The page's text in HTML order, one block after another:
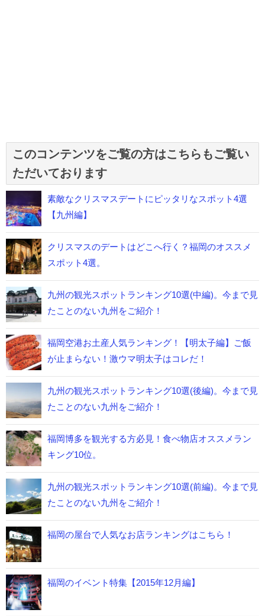
このコンテンツをご覧の方はこちらもご覧い
ただいております
素敵なクリスマスデートにピッタリなスポット4選
【九州編】
クリスマスのデートはどこへ行く？福岡のオススメ
スポット4選。
九州の観光スポットランキング10選(中編)。今まで見
たことのない九州をご紹介！
福岡空港お土産人気ランキング！【明太子編】ご飯
が止まらない！激ウマ明太子はコレだ！
九州の観光スポットランキング10選(後編)。今まで見
たことのない九州をご紹介！
福岡博多を観光する方必見！食べ物店オススメラン
キング10位。
九州の観光スポットランキング10選(前編)。今まで見
たことのない九州をご紹介！
福岡の屋台で人気なお店ランキングはこちら！
福岡のイベント特集【2015年12月編】